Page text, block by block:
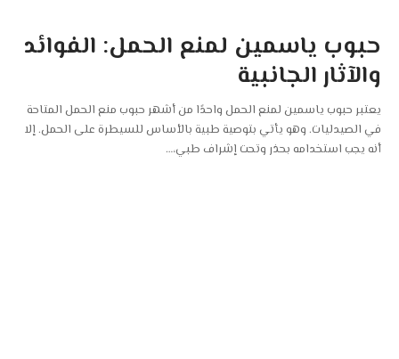
حبوب ياسمين لمنع الحمل: الفوائد
والآثار الجانبية
يعتبر حبوب ياسمين لمنع الحمل واحدًا من أشهر حبوب منع الحمل المتاحة
في الصيدليات. وهو يأتي بتوصية طبية بالأساس للسيطرة على الحمل. إلا
أنه يجب استخدامه بحذر وتحت إشراف طبي،…